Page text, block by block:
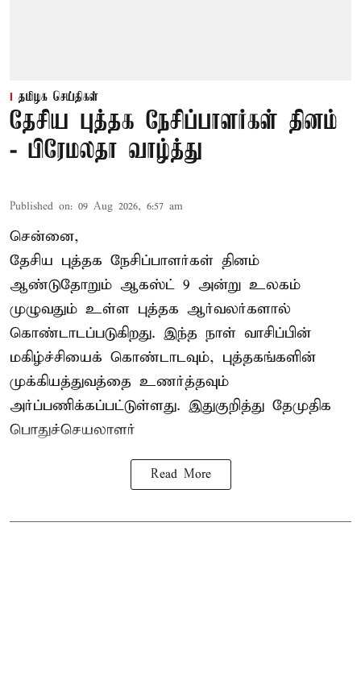
தமிழக செய்திகள்
தேசிய புத்தக நேசிப்பாளர்கள் தினம்
- பிரேமலதா வாழ்த்து
Published on: 09 Aug 2026, 6:57 am
சென்னை,
தேசிய புத்தக நேசிப்பாளர்கள் தினம்
ஆண்டுதோறும் ஆகஸ்ட் 9 அன்று உலகம்
முழுவதும் உள்ள புத்தக ஆர்வலர்களால்
கொண்டாடப்படுகிறது. இந்த நாள் வாசிப்பின்
மகிழ்ச்சியைக் கொண்டாடவும், புத்தகங்களின்
முக்கியத்துவத்தை உணர்த்தவும்
அர்ப்பணிக்கப்பட்டுள்ளது. இதுகுறித்து தேமுதிக
பொதுச்செயலாளர்
Read More